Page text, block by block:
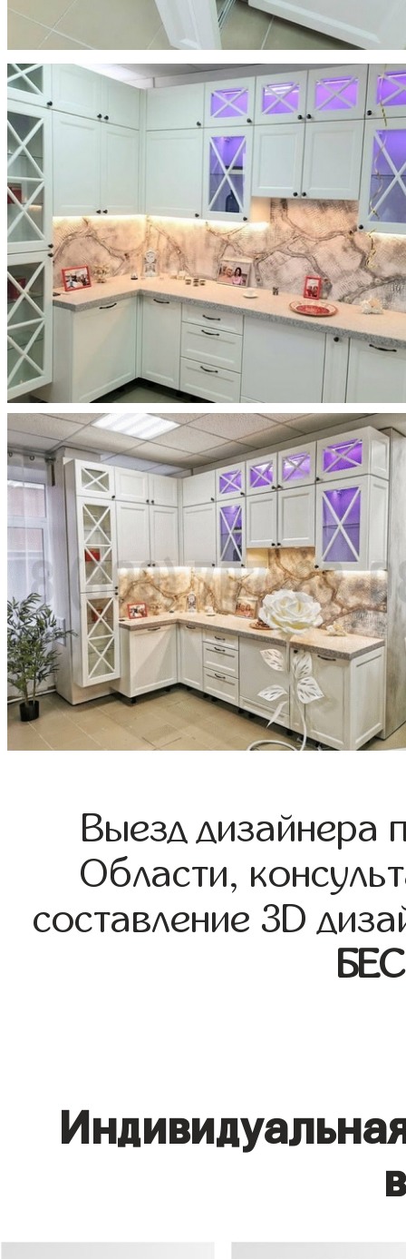
Выезд дизайнера
Области,
составление 3D